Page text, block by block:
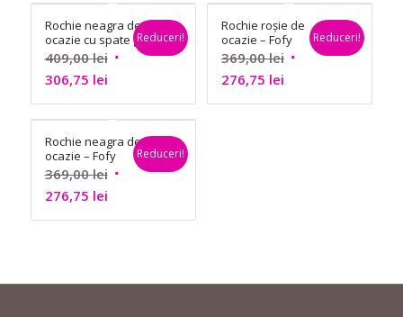
Rochie neagra de
ocazie cu spate gol
– Fofy
409,00lei Prețul
a
fost:
409,00 lei.
306,75 leiPrețul
curent
este:
306,75 lei.
Reduceri!
Rochie roșie de
ocazie – Fofy
369,00lei Prețul
a
276,75 leiPrețul
curent
Reduceri!
Rochie neagra de
ocazie – Fofy
369,00lei Prețul
a
276,75 leiPrețul
curent
Reduceri!